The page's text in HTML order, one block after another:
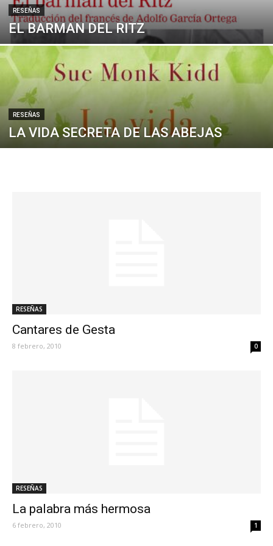
RESEÑAS
EL BARMAN DEL RITZ
RESEÑAS
LA VIDA SECRETA DE LAS ABEJAS
RESEÑAS
Cantares de Gesta
8 febrero, 2010 0
RESEÑAS
La palabra más hermosa
6 febrero, 2010 1